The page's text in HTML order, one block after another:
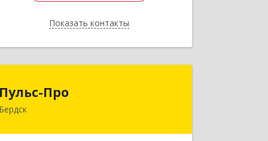
Показать контакты
Назад
Пульс-Про
Бердск
633010, Новосибирская обл, Бердск,